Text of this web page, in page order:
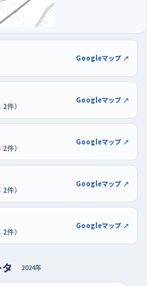
確かめてから帰るのもいい流れに
Googleマップ ↗
件）
Googleマップ ↗
件）
Googleマップ ↗
件）
Googleマップ ↗
件）
Googleマップ ↗
2024年